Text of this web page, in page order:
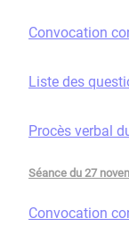
Convocation
Liste des
Procès verbal
Séance du 27
Convocation